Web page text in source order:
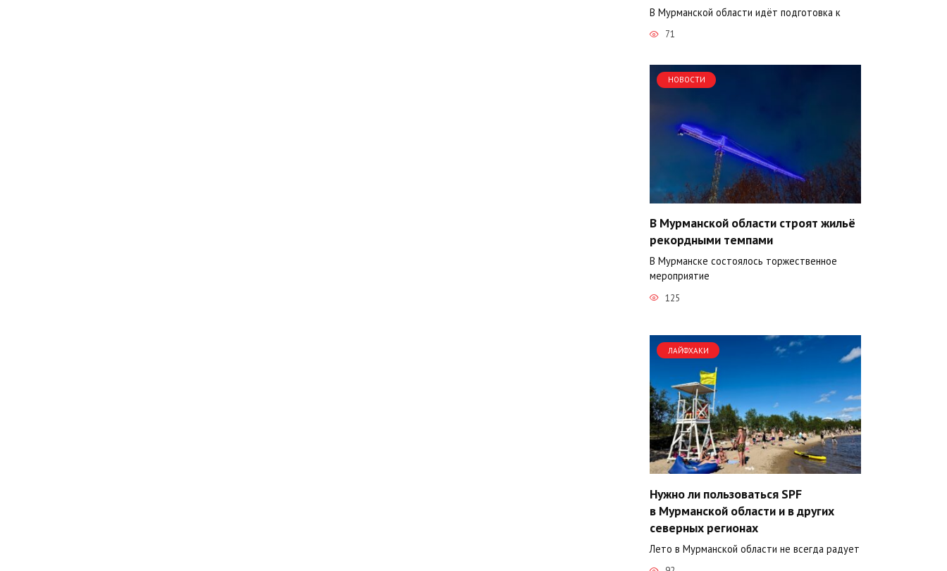
В Мурманской области идёт подготовка к
71
НОВОСТИ
В Мурманской области строят жильё
рекордными темпами
В Мурманске состоялось торжественное
мероприятие
125
ЛАЙФХАКИ
Нужно ли пользоваться SPF
в Мурманской области и в других
северных регионах
Лето в Мурманской области не всегда радует